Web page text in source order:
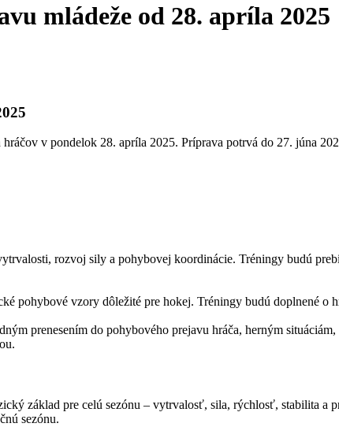
mládeže od 28. apríla 2025
v pondelok 28. apríla 2025. Príprava potrvá do 27. júna
rozvoj sily a pohybovej koordinácie. Tréningy budú
pohybové vzory dôležité pre hokej. Tréningy budú doplnené o
prenesením do pohybového prejavu hráča, herným
základ pre celú sezónu – vytrvalosť, sila, rýchlosť, stabilita a
sezónu.